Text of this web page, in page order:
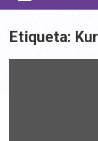
Etiqueta: